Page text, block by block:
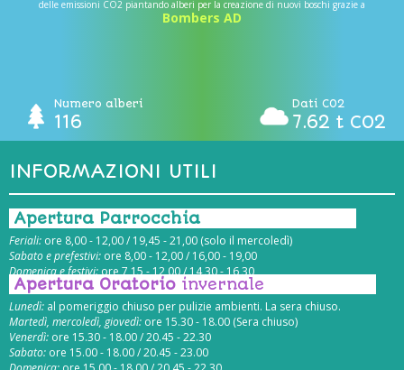
delle emissioni CO2 piantando alberi per la creazione di nuovi boschi grazie a
Bombers AD
Numero alberi
116
Dati CO2
7.62 t CO2
INFORMAZIONI UTILI
Apertura Parrocchia
Feriali: ore 8,00 - 12,00 / 19,45 - 21,00 (solo il mercoledì)
Sabato e prefestivi: ore 8,00 - 12,00 / 16,00 - 19,00
Domenica e festivi:ore 7,15 - 12,00 / 14,30 - 16,30
Apertura Oratorio invernale
Lunedì: al pomeriggio chiuso per pulizie ambienti. La sera chiuso.
Martedì, mercoledì, giovedì: ore 15.30 - 18.00 (Sera chiuso)
Venerdì: ore 15.30 - 18.00 / 20.45 - 22.30
Sabato: ore 15.00 - 18.00 / 20.45 - 23.00